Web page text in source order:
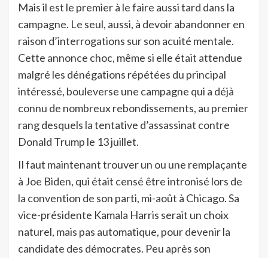
Mais il est le premier à le faire aussi tard dans la
campagne. Le seul, aussi, à devoir abandonner en
raison d’interrogations sur son acuité mentale.
Cette annonce choc, même si elle était attendue
malgré les dénégations répétées du principal
intéressé, bouleverse une campagne qui a déjà
connu de nombreux rebondissements, au premier
rang desquels la tentative d’assassinat contre
Donald Trump le 13 juillet.
Il faut maintenant trouver un ou une remplaçante
à Joe Biden, qui était censé être intronisé lors de
la convention de son parti, mi-août à Chicago. Sa
vice-présidente Kamala Harris serait un choix
naturel, mais pas automatique, pour devenir la
candidate des démocrates. Peu après son